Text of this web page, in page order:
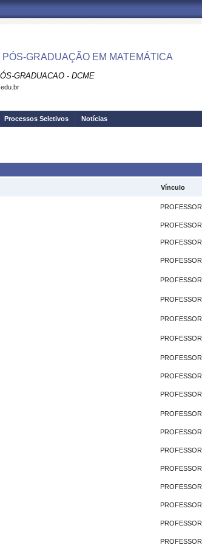
PÓS-GRADUAÇÃO EM MATEMÁTICA
GRADUACAO - DCME
Processos Seletivos Notícias
Vínculo
PROFESSOR
PROFESSOR
PROFESSOR
PROFESSOR
PROFESSOR
PROFESSOR
PROFESSOR
PROFESSOR
PROFESSOR
PROFESSOR
PROFESSOR
PROFESSOR
PROFESSOR
PROFESSOR
PROFESSOR
PROFESSOR
PROFESSOR
PROFESSOR
PROFESSOR